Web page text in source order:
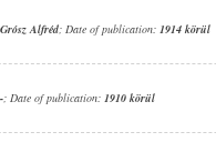
Grósz Alfréd; Date of publication: 1914 körül
-; Date of publication: 1910 körül